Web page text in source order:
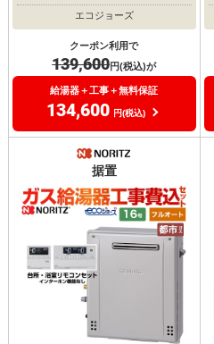
エコジョーズ
クーポン利用で
139,600円(税込)が
給湯器＋工事＋無料保証
134,600 円(税込)
据置